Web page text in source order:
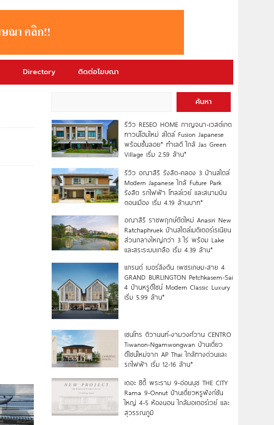
Directory ติดต่อโฆษณา
ค้นหา
รีวิว RESEO HOME กาญจนา-เวสต์เกต
ทาวน์โฮมใหม่ สไตล์ Fusion Japanese
พร้อมชั้นลอย* ทำเลดี ใกล้ Jas Green
Village เริ่ม 2.59 ล้าน*
รีวิว อณาสิริ รังสิต-คลอง 3 บ้านสไตล์
Modern Japanese ใกล้ Future Park
รังสิต รถไฟฟ้า โทลล์เวย์ และสนามบิน
ดอนเมือง เริ่ม 4.19 ล้านบาท*
อณาสิริ ราชพฤกษ์ตัดใหม่ Anasiri New
Ratchaphruek บ้านสไตล์เมดิเตอร์เรเนียน
ส่วนกลางใหญ่กว่า 3 ไร่ พร้อม Lake
และสระระบบเกลือ เริ่ม 4.39 ล้าน*
แกรนด์ เบอร์ลิงตัน เพชรเกษม-สาย 4
GRAND BURLINGTON Petchkasem-Sai
4 บ้านหรูดีไซน์ Modern Classic Luxury
เริ่ม 5.99 ล้าน*
เซนโทร ติวานนท์-งามวงศ์วาน CENTRO
Tiwanon-Ngamwongwan บ้านเดี่ยว
ดีไซน์ใหม่จาก AP Thai ใกล้ทางด่วนและ
รถไฟฟ้า เริ่ม 12-16 ล้าน*
เดอะ ซิตี้ พระราม 9-อ่อนนุช THE CITY
Rama 9-Onnut บ้านเดี่ยวหรูฟังก์ชัน
ใหญ่ 4-5 ห้องนอน ใกล้มอเตอร์เวย์ และ
สุวรรณภูมิ